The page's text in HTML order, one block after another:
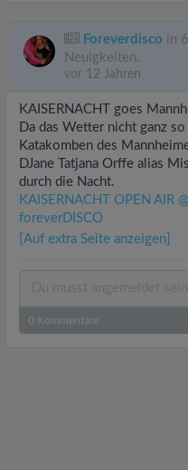
Foreverdisco in
Neuigkeiten.
vor 12 Jahren
KAISERNACHT goes
Da das Wetter nicht ganz
Katakomben des
DJane Tatjana Orffe alias
durch die Nacht.
KAISERNACHT OPEN AIR
foreverDISCO
[Auf extra Seite anzeigen]
0 Kommentare